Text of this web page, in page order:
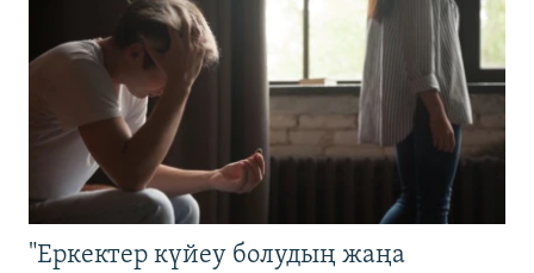
"Еркектер күйеу болудың жаңа